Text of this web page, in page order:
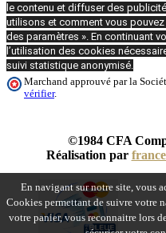
En navigant sur notre site, vous
Cookies permettant de suivre votre
votre panier, vous reconnaitre lors
le contenu et diffuser des
utilisons et comment vous
des paramètres ». En continuant
l’utilisation des cookies
suivi statistique anonymisé.
Marchand approuvé par la
vérifier.
©1984 CFA
Réalisation par